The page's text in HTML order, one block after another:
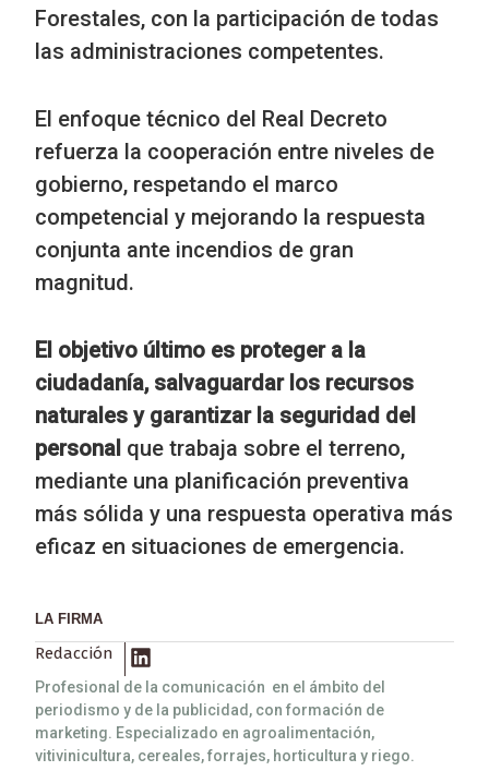
Forestales, con la participación de todas
las administraciones competentes.
El enfoque técnico del Real Decreto
refuerza la cooperación entre niveles de
gobierno, respetando el marco
competencial y mejorando la respuesta
conjunta ante incendios de gran
magnitud.
El objetivo último es proteger a la
ciudadanía, salvaguardar los recursos
naturales y garantizar la seguridad del
personal que trabaja sobre el terreno,
mediante una planificación preventiva
más sólida y una respuesta operativa más
eficaz en situaciones de emergencia.
LA FIRMA
Redacción
Profesional de la comunicación en el ámbito del
periodismo y de la publicidad, con formación de
marketing. Especializado en agroalimentación,
vitivinicultura, cereales, forrajes, horticultura y riego.